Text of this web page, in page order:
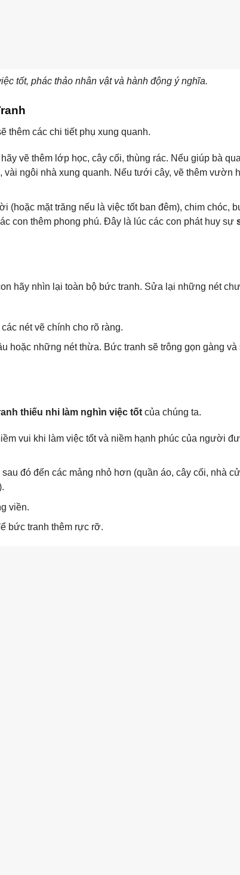
tốt, phác thảo nhân vật và hành động ý nghĩa.
thêm các chi tiết phụ xung quanh.
vẽ thêm lớp học, cây cối, thùng rác. Nếu giúp bà
ngôi nhà xung quanh. Nếu tưới cây, vẽ thêm vườn
(hoặc mặt trăng nếu là việc tốt ban đêm), chim chóc,
con thêm phong phú. Đây là lúc các con phát huy sự
hãy nhìn lại toàn bộ bức tranh. Sửa lại những nét
nét vẽ chính cho rõ ràng.
hoặc những nét thừa. Bức tranh sẽ trông gọn gàng và
thiếu nhi làm nghìn việc tốt của chúng ta.
vui khi làm việc tốt và niềm hạnh phúc của người
đó đến các mảng nhỏ hơn (quần áo, cây cối, nhà
viền.
bức tranh thêm rực rỡ.